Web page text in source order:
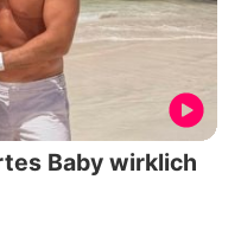
Baby wirklich